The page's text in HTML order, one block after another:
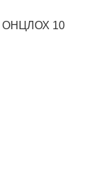
ОНЦЛОХ 10